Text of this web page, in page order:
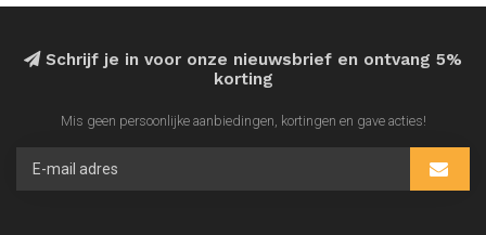
Schrijf je in voor onze nieuwsbrief en ontvang 5%
korting
Mis geen persoonlijke aanbiedingen, kortingen en gave acties!